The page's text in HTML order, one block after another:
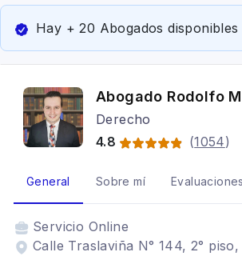
Hay + 20 Abogados disponibles
Abogado Rodolfo
Derecho
4.8
(1054)
General Sobre mí Evaluaciones
Servicio Online
Calle Traslaviña N° 144, 2°